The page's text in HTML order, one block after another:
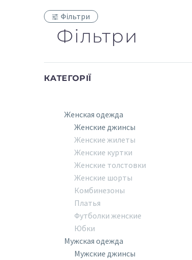
Фільтри
Фільтри
КАТЕГОРІЇ
Женская одежда
Женские джинсы
Женские жилеты
Женские куртки
Женские толстовки
Женские шорты
Комбинезоны
Платья
Футболки женские
Юбки
Мужская одежда
Мужские джинсы